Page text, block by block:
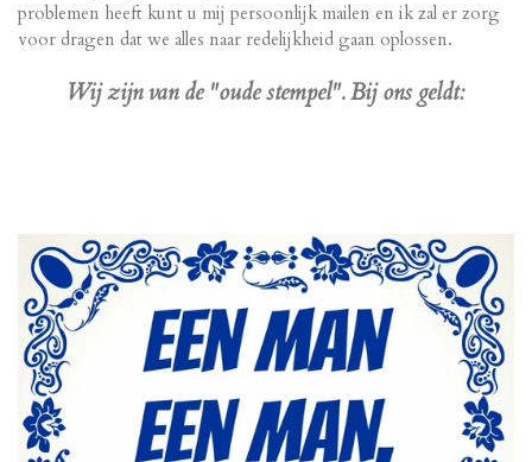
problemen heeft kunt u mij persoonlijk mailen en ik zal er zorg
voor dragen dat we alles naar redelijkheid gaan oplossen.
Wij zijn van de "oude stempel". Bij ons geldt: